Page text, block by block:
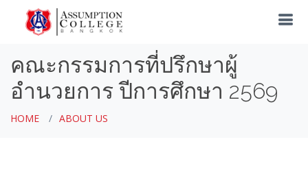
คณะกรรมการที่ปรึกษาผู้
อำนวยการ ปีการศึกษา 2569
HOME ABOUT US